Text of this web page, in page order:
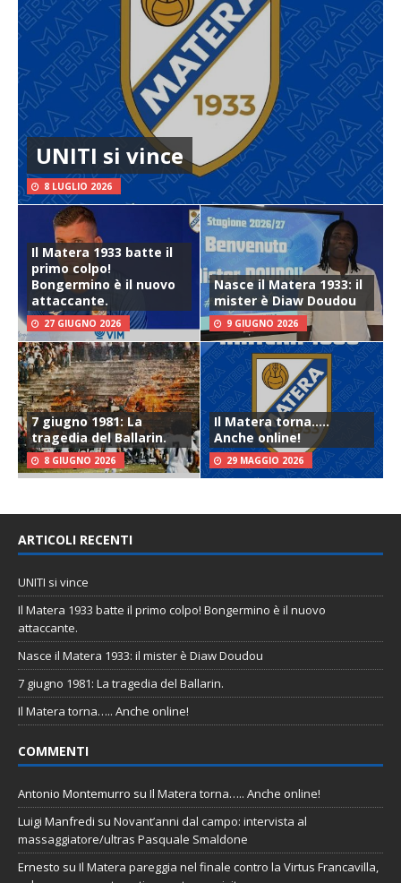
UNITI si vince
8 LUGLIO 2026
Il Matera 1933 batte il
primo colpo!
Bongermino è il nuovo
attaccante.
27 GIUGNO 2026
Nasce il Matera 1933: il
mister è Diaw Doudou
9 GIUGNO 2026
7 giugno 1981: La
tragedia del Ballarin.
8 GIUGNO 2026
Il Matera torna…..
Anche online!
29 MAGGIO 2026
ARTICOLI RECENTI
UNITI si vince
Il Matera 1933 batte il primo colpo! Bongermino è il nuovo
attaccante.
Nasce il Matera 1933: il mister è Diaw Doudou
7 giugno 1981: La tragedia del Ballarin.
Il Matera torna….. Anche online!
COMMENTI
Antonio Montemurro su Il Matera torna….. Anche online!
Luigi Manfredi su Novant’anni dal campo: intervista al
massaggiatore/ultras Pasquale Smaldone
Ernesto su Il Matera pareggia nel finale contro la Virtus Francavilla,